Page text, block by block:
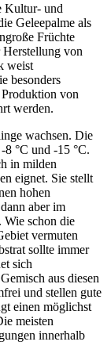
Kultur- und
Geleepalme als
Früchte
Herstellung von
weist
besonders
von
werden.
wachsen. Die
8 °C und -15 °C.
in milden
eignet. Sie stellt
hohen
aber im
Wie schon die
vermuten
sollte immer
sich
aus diesen
und stellen gute
einen möglichst
meisten
innerhalb